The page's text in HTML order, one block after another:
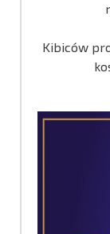
Kibiców